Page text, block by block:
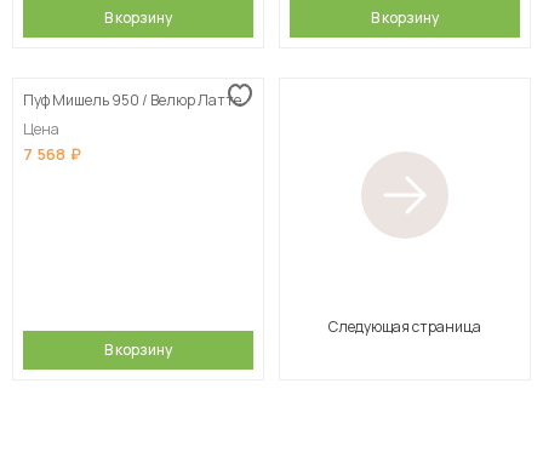
В корзину В корзину
Пуф Мишель 950 / Велюр Латте
Цена
7 568
В корзину
Следующая страница